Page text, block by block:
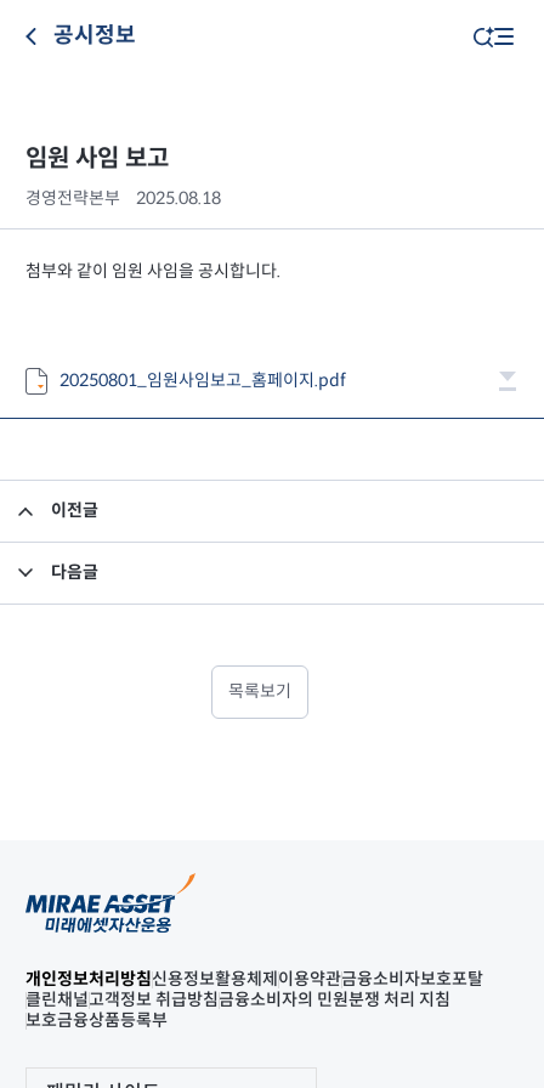
공시정보
임원 사임 보고
경영전략본부 2025.08.18
첨부와 같이 임원 사임을 공시합니다.
20250801_임원사임보고_홈페이지.pdf
이전글
다음글
목록보기
개인정보처리방침신용정보활용체제 이용약관금융소비자보호포탈
클린채널고객정보 취급방침금융소비자의 민원분쟁 처리 지침
보호금융상품등록부